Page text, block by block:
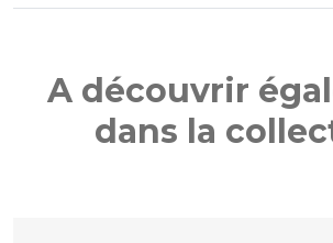
A découvrir
dans la